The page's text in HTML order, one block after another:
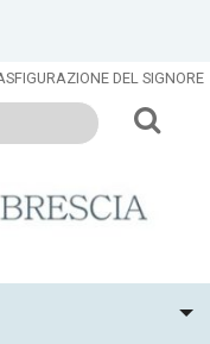
DEL SIGNORE